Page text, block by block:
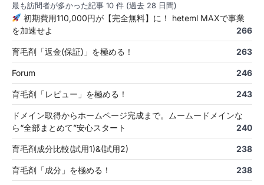
最も訪問者が多かった記事 10 件 (過去 28 日間)
初期費用110,000円が【完全無料】に！ heteml MAXで事業
を加速せよ
266
育毛剤「返金(保証)」を極める！ 263
Forum 246
育毛剤「レビュー」を極める！ 243
ドメイン取得からホームページ完成まで。ムームードメインな
ら“全部まとめて”安心スタート
240
育毛剤成分比較(試用1)&(試用2) 238
育毛剤「成分」を極める！ 238